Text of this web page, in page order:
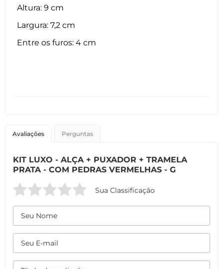
Altura: 9 cm
Largura: 7,2 cm
Entre os furos: 4 cm
Avaliações Perguntas
KIT LUXO - ALÇA + PUXADOR + TRAMELA
PRATA - COM PEDRAS VERMELHAS - G
Sua Classificação